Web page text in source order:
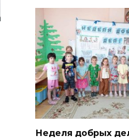
Неделя добрых